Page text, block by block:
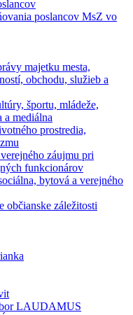
poslancov MsZ vo
majetku mesta,
obchodu, služieb a
športu, mládeže,
a mediálna
prostredia,
záujmu pri
funkcionárov
bytová a verejného
občianske záležitosti
LAUDAMUS